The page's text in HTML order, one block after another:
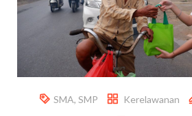
SMA, SMP Kerelawanan